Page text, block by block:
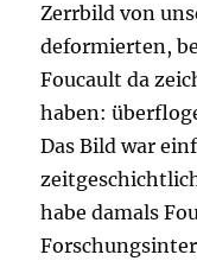
Zerrbild von
deformierten,
Foucault da
haben:
Das Bild war
habe damals